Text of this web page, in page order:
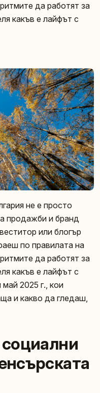
да работят за
какъв е лайфът с
не е просто
продажби и бранд
или блогър
по правилата на
да работят за
какъв е лайфът с
2025 г., кои
и какво да гледаш,